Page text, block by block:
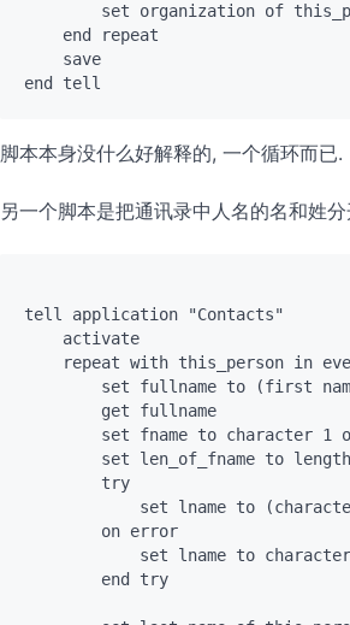
set organization of
    end repeat
    save
脚本本身没什么好解释的, 一个循环而已.
另一个脚本是把通讯录中人名的名和姓
tell application "Contacts"
    activate
repeat with this_person in
set fullname to (first
        get fullname
set fname to character 1
set len_of_fname to
        try
set lname to
        on error
set lname to
        end try